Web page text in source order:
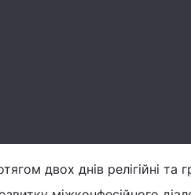
двох днів релігійні та